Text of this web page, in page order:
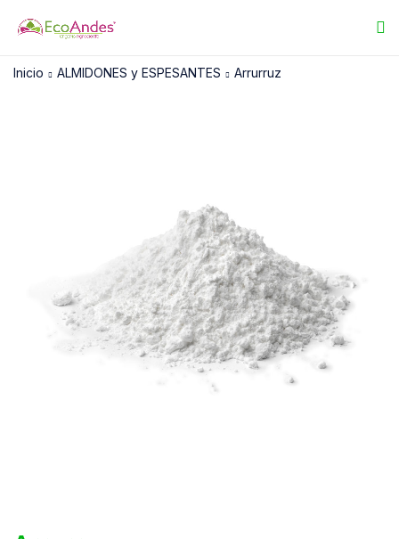
Inicio ALMIDONES y ESPESANTES Arrurruz